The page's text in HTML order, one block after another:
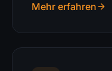
Mehr erfahren